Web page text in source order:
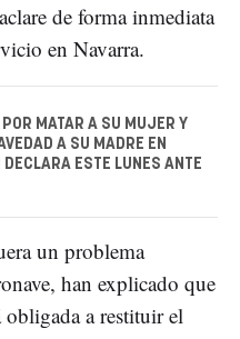
de forma inmediata
en Navarra.
POR MATAR A SU MUJER Y
A SU MADRE EN
DECLARA ESTE LUNES ANTE
un problema
han explicado que
obligada a restituir el